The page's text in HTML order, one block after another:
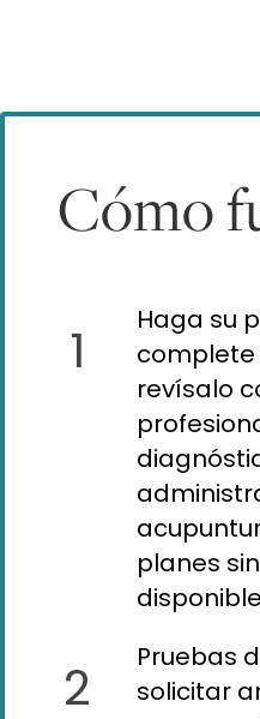
Cómo
1
Haga su
complete
revísalo
planes
2
Pruebas
solicitar